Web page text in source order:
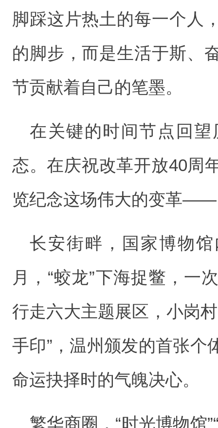
脚踩这片热土的每一个人
的脚步，而是生活于斯、
节贡献着自己的笔墨。
在关键的时间节点回
态。在庆祝改革开放40周
览纪念这场伟大的变革——
长安街畔，国家博物
月，“蛟龙”下海捉鳖，一
行走六大主题展区，小岗
手印”，温州颁发的首张个
命运抉择时的气魄决心。
繁华商圈，“时光博物馆